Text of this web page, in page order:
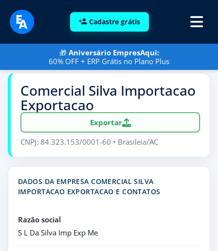
Cadastre grátis
🎁 Aniversário EmpresAqui:
60% OFF + ERP Grátis no Plano Plus
Comercial Silva Importacao
Exportacao
Exportar
CNPJ: 84.323.153/0001-60 • Brasileia/AC
DADOS DA EMPRESA COMERCIAL SILVA
IMPORTACAO EXPORTACAO E CONTATOS
Razão social
S L Da Silva Imp Exp Me